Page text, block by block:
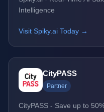
Intelligence
Visit Spiky.ai Today →
CityPASS
Partner
CityPASS - Save up to